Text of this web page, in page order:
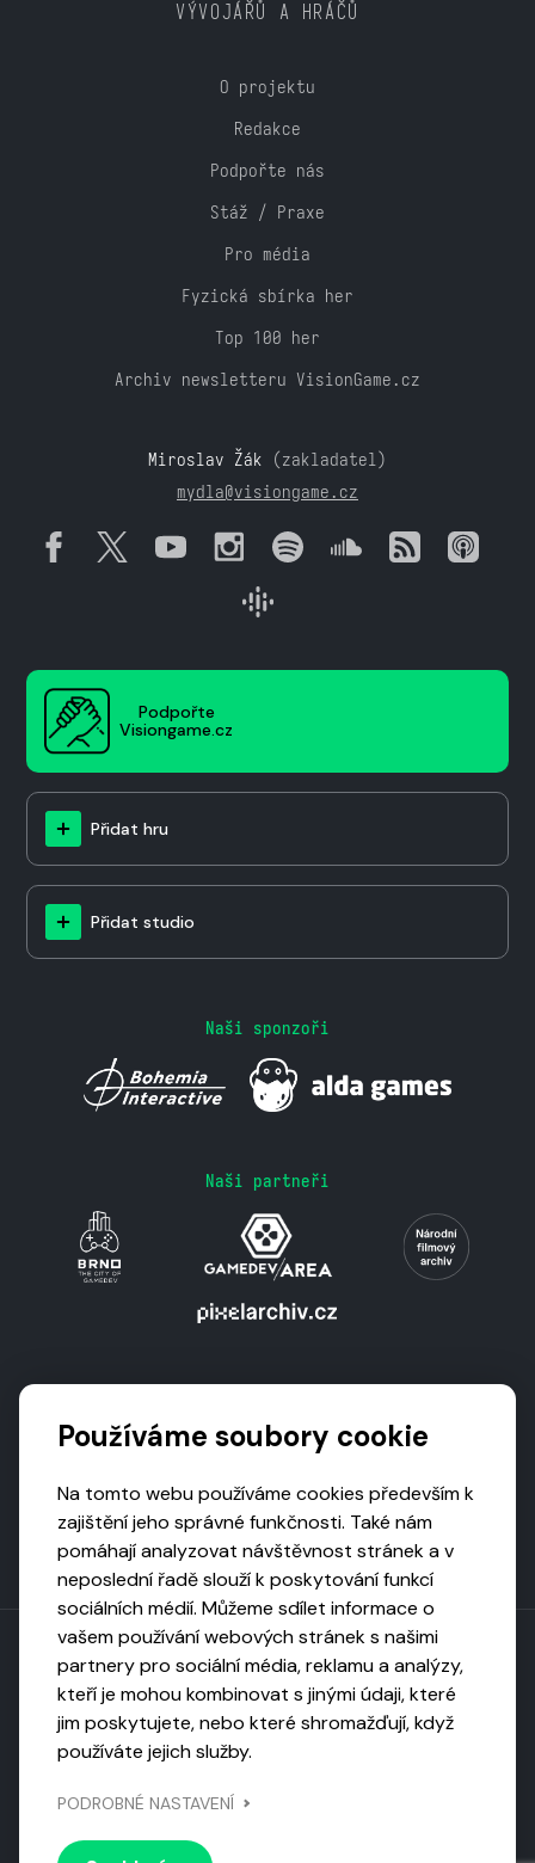
VÝVOJÁŘŮ A HRÁČŮ
O projektu
Redakce
Podpořte nás
Stáž / Praxe
Pro média
Fyzická sbírka her
Top 100 her
Archiv newsletteru VisionGame.cz
Miroslav Žák (zakladatel)
mydla@visiongame.cz
Podpořte
Visiongame.cz
Přidat hru
Přidat studio
Naši sponzoři
Naši partneři
Toto dílo podléhá licenci CC BY-NC-ND
Uveďte původ, neužívejte komerčně, nezpracovávejte.
Národní knihovnou ČR
Používáme soubory cookie
Na tomto webu používáme cookies především k
zajištění jeho správné funkčnosti. Také nám
pomáhají analyzovat návštěvnost stránek a v
neposlední řadě slouží k poskytování funkcí
sociálních médií. Můžeme sdílet informace o
vašem používání webových stránek s našimi
partnery pro sociální média, reklamu a analýzy,
kteří je mohou kombinovat s jinými údaji, které
jim poskytujete, nebo které shromažďují, když
používáte jejich služby.
PODROBNÉ NASTAVENÍ